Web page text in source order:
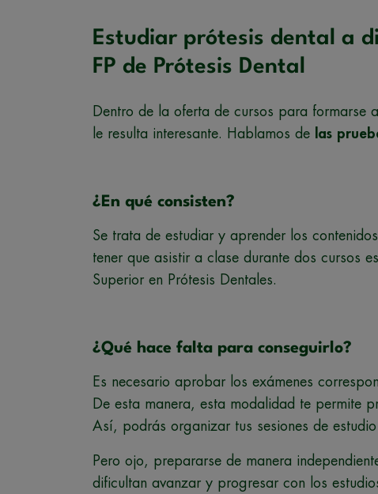
Estudiar prótesis dental a
FP de Prótesis Dental
Dentro de la oferta de cursos para formarse
le resulta interesante. Hablamos de
las
¿En qué consisten?
Se trata de estudiar y aprender los
tener que asistir a clase durante dos cursos
Superior en Prótesis Dentales.
¿Qué hace falta para conseguirlo?
Es necesario aprobar los exámenes
De esta manera, esta modalidad te permite
Así, podrás organizar tus sesiones de
Pero ojo, prepararse de manera
dificultan avanzar y progresar con los